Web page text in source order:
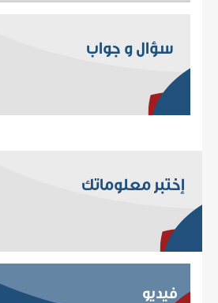
سؤال و جواب
إختبر معلوماتك
فيديو